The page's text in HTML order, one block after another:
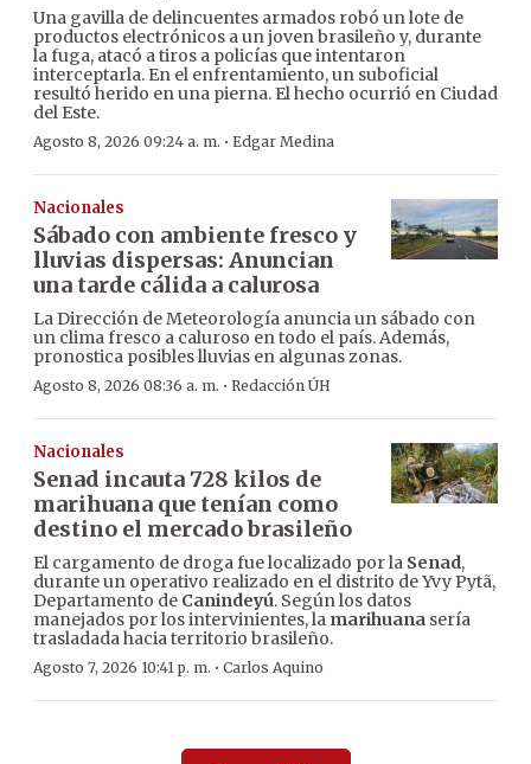
Una gavilla de delincuentes armados robó un lote de
productos electrónicos a un joven brasileño y, durante
la fuga, atacó a tiros a policías que intentaron
interceptarla. En el enfrentamiento, un suboficial
resultó herido en una pierna. El hecho ocurrió en Ciudad
del Este.
Agosto 8, 2026 09:24 a. m. · Edgar Medina
Nacionales
Sábado con ambiente fresco y
lluvias dispersas: Anuncian
una tarde cálida a calurosa
La Dirección de Meteorología anuncia un sábado con
un clima fresco a caluroso en todo el país. Además,
pronostica posibles lluvias en algunas zonas.
Agosto 8, 2026 08:36 a. m. · Redacción ÚH
Nacionales
Senad incauta 728 kilos de
marihuana que tenían como
destino el mercado brasileño
El cargamento de droga fue localizado por la Senad,
durante un operativo realizado en el distrito de Yvy Pytã,
Departamento de Canindeyú. Según los datos
manejados por los intervinientes, la marihuana sería
trasladada hacia territorio brasileño.
Agosto 7, 2026 10:41 p. m. · Carlos Aquino